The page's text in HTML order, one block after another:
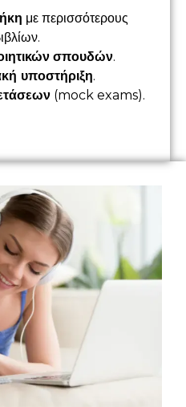
με περισσότερους
σπουδών.
υποστήριξη.
(mock exams).